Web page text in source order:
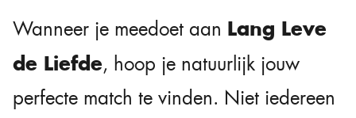
Wanneer je meedoet aan Lang Leve
de Liefde, hoop je natuurlijk jouw
perfecte match te vinden. Niet iedereen